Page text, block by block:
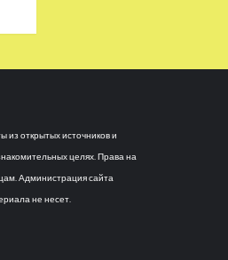
из открытых источников и
целях. Права на
Администрация сайта
не несет.